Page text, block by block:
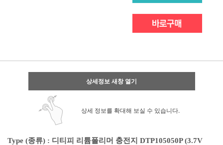
상세정보 새창 열기
상세 정보를 확대해 보실 수 있습니다.
Type (종류) : 디티피 리튬폴리머 충전지 DTP105050P (3.7V